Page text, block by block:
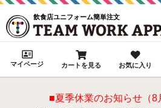
飲食店ユニフォーム簡単注文
マイページ カートを見る お気に入り
■夏季休業のお知らせ（8